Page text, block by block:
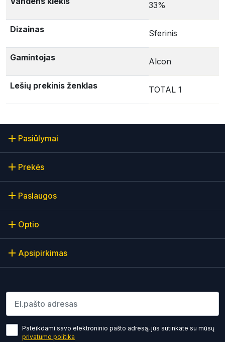
33%
Dizainas Sferinis
Gamintojas Alcon
Lešių prekinis ženklas TOTAL 1
Pasiūlymai
Prekės
Paslaugos
Optio
Apsipirkimas
Pateikdami savo elektroninio pašto adresą, jūs sutinkate su mūsų
privatumo politika